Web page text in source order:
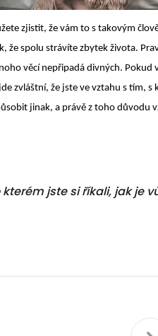
zjistit, že vám to s takovým
že spolu strávíte zbytek života.
věcí nepřipadá divných. Pokud
zvláštní, že jste ve vztahu s tím, s
jinak, a právě z toho důvodu
jste si říkali, jak je